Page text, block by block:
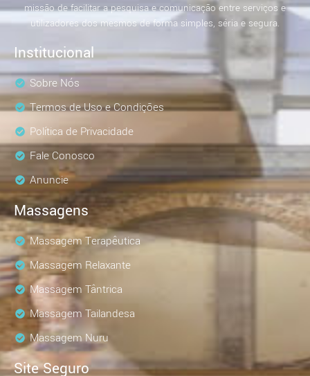
missão de facilitar a pesquisa e comunicação entre serviços e
utilizadores dos mesmos de forma simples, séria e segura.
Institucional
Sobre Nós
Termos de Uso e Condições
Política de Privacidade
Fale Conosco
Anuncie
Massagens
Massagem Terapêutica
Massagem Relaxante
Massagem Tântrica
Massagem Tailandesa
Massagem Nuru
Site Seguro